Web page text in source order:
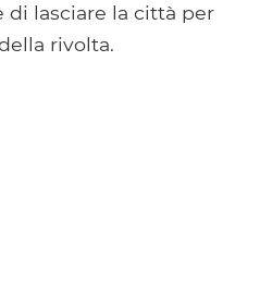
lasciare la città per
rivolta.